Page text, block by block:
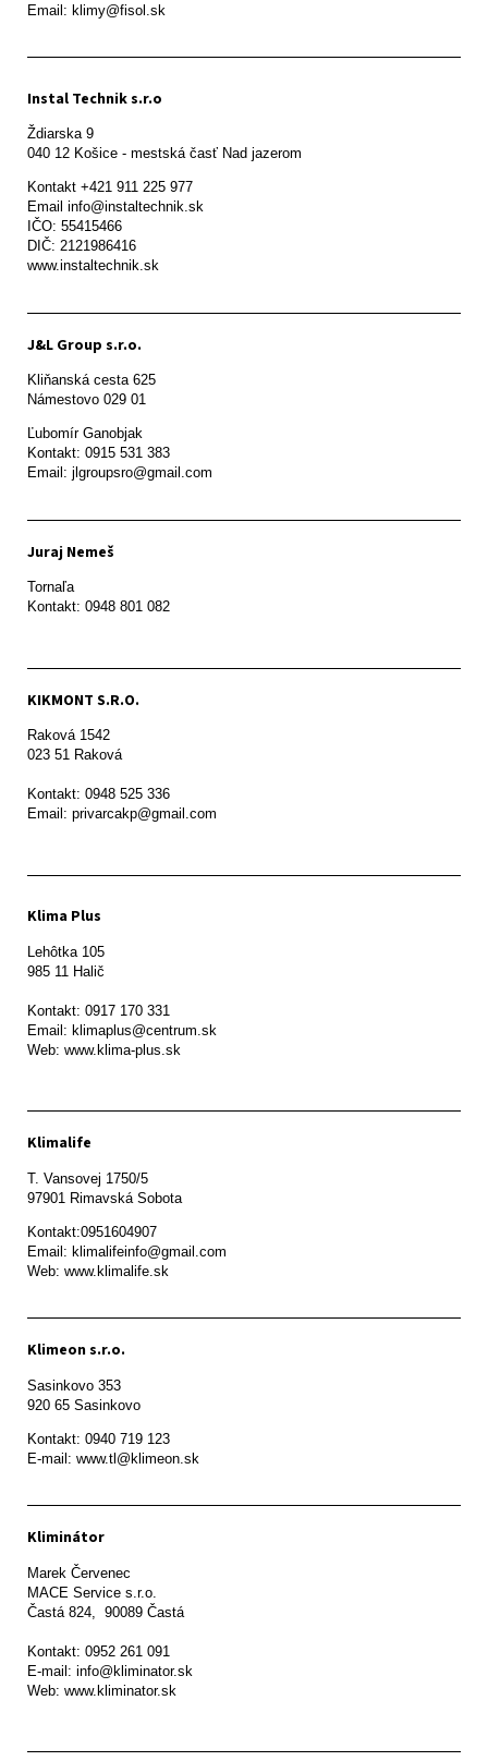
Email: klimy@fisol.sk
Instal Technik s.r.o
Ždiarska 9
Kontakt +421 911 225 977
Email info@instaltechnik.sk
IČO: 55415466
DIČ: 2121986416
www.instaltechnik.sk
J&L Group s.r.o.
Kliňanská cesta 625
Námestovo 029 01
Ľubomír Ganobjak
Kontakt: 0915 531 383
Email: jlgroupsro@gmail.com
Juraj Nemeš
Tornaľa
Kontakt: 0948 801 082
KIKMONT S.R.O.
Raková 1542
023 51 Raková
Kontakt: 0948 525 336
Email: privarcakp@gmail.com
Klima Plus
Lehôtka 105
985 11 Halič
Kontakt: 0917 170 331
Email: klimaplus@centrum.sk
Klimalife
T. Vansovej 1750/5
97901 Rimavská Sobota
Kontakt:0951604907
Email: klimalifeinfo@gmail.com
Web: www.klimalife.sk
Klimeon s.r.o.
Sasinkovo 353
920 65 Sasinkovo
Kontakt: 0940 719 123
E-mail: www.tl@klimeon.sk
Kliminátor
Marek Červenec
MACE Service s.r.o.
Častá 824,  90089 Častá
Kontakt: 0952 261 091
E-mail: info@kliminator.sk
Web: www.kliminator.sk